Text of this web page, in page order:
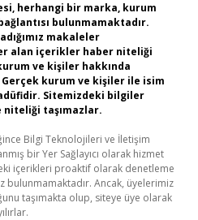
herhangi bir marka, kurum
bulunmamaktadır.
makaleler
alan içerikler haber niteliği
ve kişiler hakkında
Gerçek kurum ve kişiler ile isim
Sitemizdeki bilgiler
taşımazlar.
Bilgi Teknolojileri ve İletişim
bir Yer Sağlayıcı olarak hizmet
içerikleri proaktif olarak denetleme
bulunmamaktadır. Ancak, üyelerimiz
taşımakta olup, siteye üye olarak